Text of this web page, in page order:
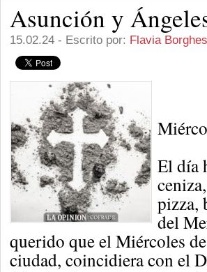
Asunción y
15.02.24 - Escrito por: Flavia
El día
pizza,
del
querido que el Miércoles
ciudad, coincidiera con el